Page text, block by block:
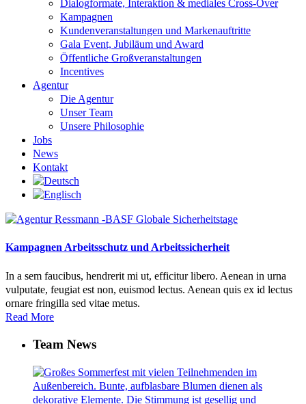
Dialogformate, Interaktion & mediales Cross-Over
Kampagnen
Kundenveranstaltungen und Markenauftritte
Gala Event, Jubiläum und Award
Öffentliche Großveranstaltungen
Incentives
Agentur
Die Agentur
Unser Team
Unsere Philosophie
Jobs
News
Kontakt
Kampagnen Arbeitsschutz und Arbeitssicherheit
In a sem faucibus, hendrerit mi ut, efficitur libero. Aenean in urna
vulputate, feugiat est non, euismod lectus. Aenean quis ex id lectus
ornare fringilla sed vitae metus.
Read More
Team News